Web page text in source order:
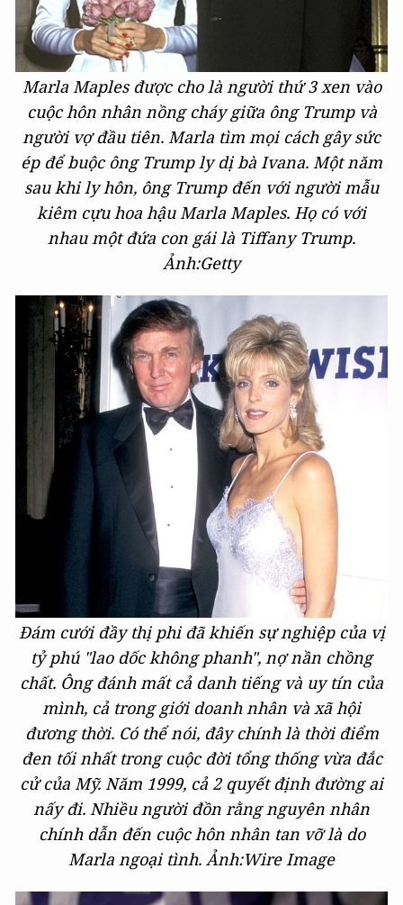
Marla Maples được cho là người thứ 3 xen vào
cuộc hôn nhân nồng cháy giữa ông Trump và
người vợ đầu tiên. Marla tìm mọi cách gây sức
ép để buộc ông Trump ly dị bà Ivana. Một năm
sau khi ly hôn, ông Trump đến với người mẫu
kiêm cựu hoa hậu Marla Maples. Họ có với
nhau một đứa con gái là Tiffany Trump.
Ảnh:Getty
Đám cưới đầy thị phi đã khiến sự nghiệp của vị
tỷ phú "lao dốc không phanh", nợ nần chồng
chất. Ông đánh mất cả danh tiếng và uy tín của
mình, cả trong giới doanh nhân và xã hội
đương thời. Có thể nói, đây chính là thời điểm
đen tối nhất trong cuộc đời tổng thống vừa đắc
cử của Mỹ. Năm 1999, cả 2 quyết định đường ai
nấy đi. Nhiều người đồn rằng nguyên nhân
chính dẫn đến cuộc hôn nhân tan vỡ là do
Marla ngoại tình. Ảnh:Wire Image